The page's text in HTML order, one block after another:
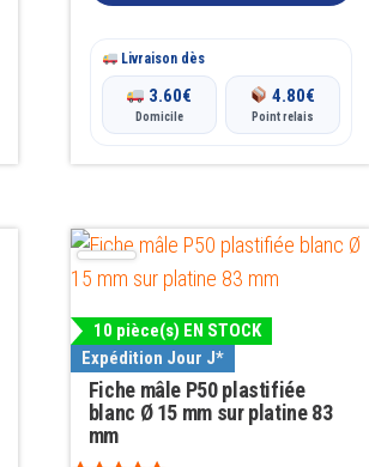
Livraison dès
3.60€
Domicile
4.80€
Point relais
10 pièce(s) EN STOCK
Expédition Jour J*
Fiche mâle P50 plastifiée
blanc Ø 15 mm sur platine 83
mm